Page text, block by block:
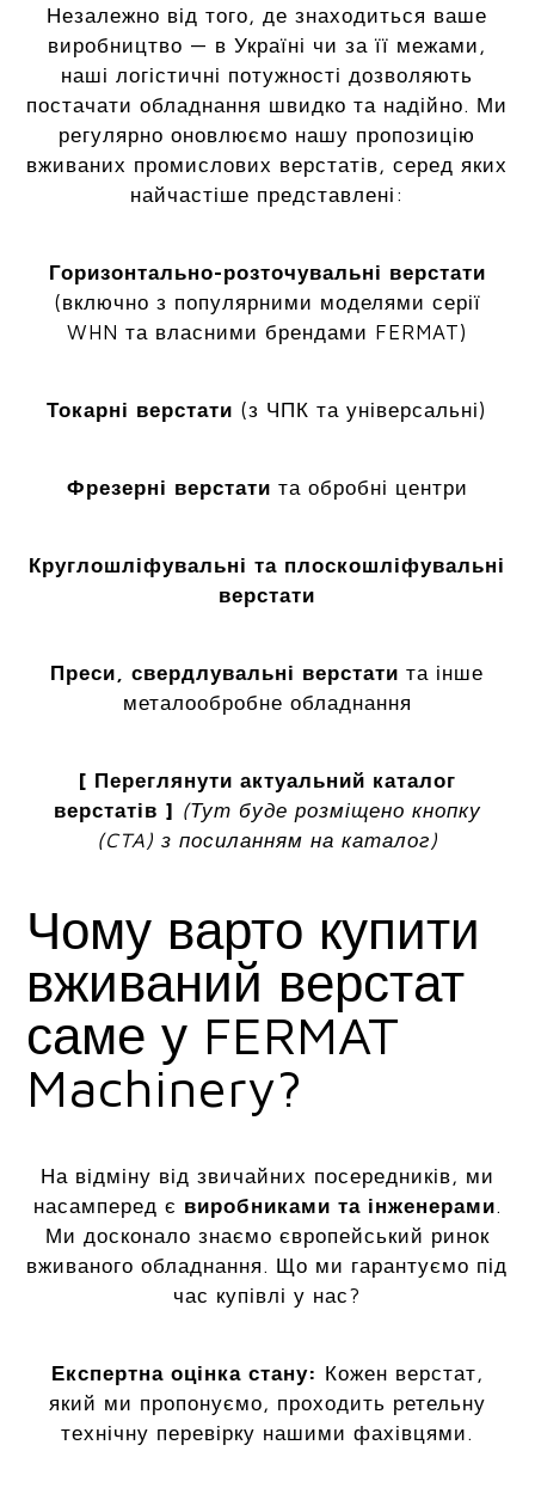
Незалежно від того, де знаходиться ваше
виробництво — в Україні чи за її межами,
наші логістичні потужності дозволяють
постачати обладнання швидко та надійно. Ми
регулярно оновлюємо нашу пропозицію
вживаних промислових верстатів, серед яких
найчастіше представлені:
Горизонтально-розточувальні верстати
(включно з популярними моделями серії
WHN та власними брендами FERMAT)
Токарні верстати (з ЧПК та універсальні)
Фрезерні верстати та обробні центри
Круглошліфувальні та плоскошліфувальні
верстати
Преси, свердлувальні верстати та інше
металообробне обладнання
[ Переглянути актуальний каталог
верстатів ] (Тут буде розміщено кнопку
(CTA) з посиланням на каталог)
Чому варто купити
вживаний верстат
саме у FERMAT
Machinery?
На відміну від звичайних посередників, ми
насамперед є виробниками та інженерами.
Ми досконало знаємо європейський ринок
вживаного обладнання. Що ми гарантуємо під
час купівлі у нас?
Експертна оцінка стану: Кожен верстат,
який ми пропонуємо, проходить ретельну
технічну перевірку нашими фахівцями.